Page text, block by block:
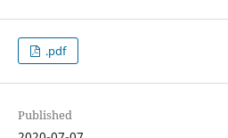
.pdf
Published